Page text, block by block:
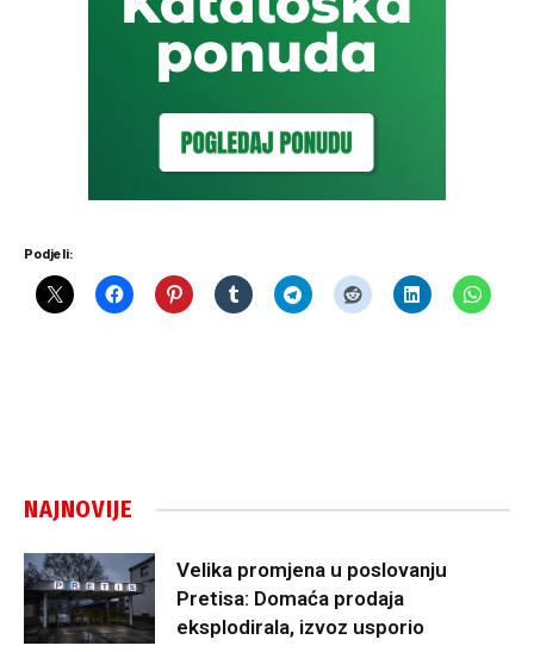
Podjeli:
NAJNOVIJE
Velika promjena u poslovanju
Pretisa: Domaća prodaja
eksplodirala, izvoz usporio